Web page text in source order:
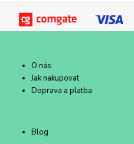
O nás
Jak nakupovat
Doprava a platba
Blog